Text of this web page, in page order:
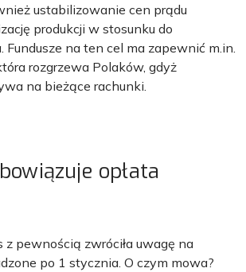
ustabilizowanie cen prądu
produkcji w stosunku do
Fundusze na ten cel ma zapewnić m.in.
rozgrzewa Polaków, gdyż
na bieżące rachunki.
opłata
z pewnością zwróciła uwagę na
po 1 stycznia. O czym mowa?